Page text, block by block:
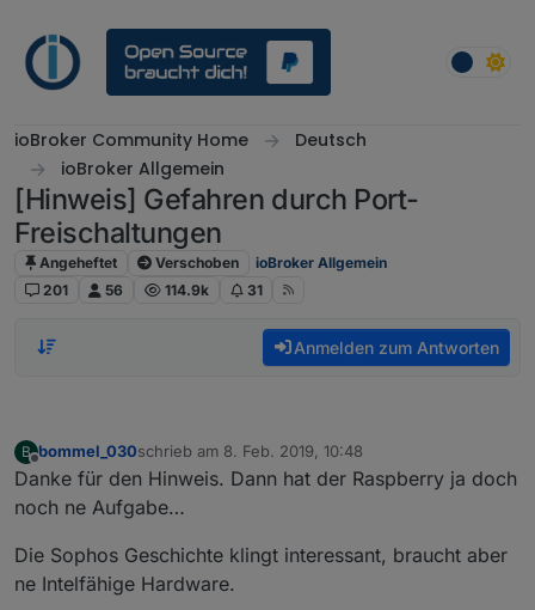
ioBroker Community Home
Deutsch
ioBroker Allgemein
[Hinweis] Gefahren durch Port-
Freischaltungen
Angeheftet Verschoben
ioBroker Allgemein
201
56 114.9k 31
Anmelden zum Antworten
B
Offline
bommel_030schrieb am 8. Feb. 2019, 10:48
zuletzt editiert von
Danke für den Hinweis. Dann hat der Raspberry ja doch
noch ne Aufgabe…
Die Sophos Geschichte klingt interessant, braucht aber
ne Intelfähige Hardware.